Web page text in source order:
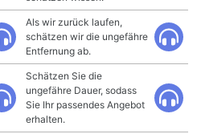
Als wir zurück laufen,
schätzen wir die ungefähre
Entfernung ab.
Schätzen Sie die
ungefähre Dauer, sodass
Sie Ihr passendes Angebot
erhalten.